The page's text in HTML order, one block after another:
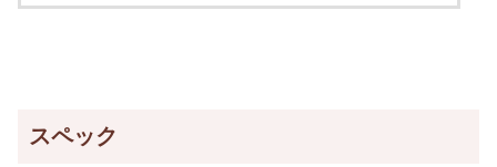
スペック